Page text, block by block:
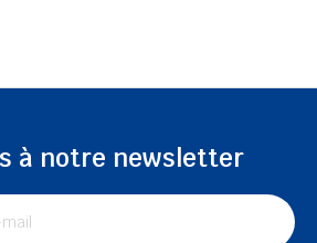
à notre newsletter